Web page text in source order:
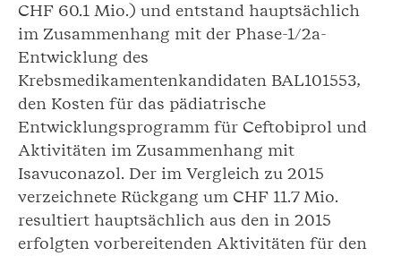
CHF 60.1 Mio.) und entstand hauptsächlich
im Zusammenhang mit der Phase-1/2a-
Entwicklung des
Krebsmedikamentenkandidaten BAL101553,
den Kosten für das pädiatrische
Entwicklungsprogramm für Ceftobiprol und
Aktivitäten im Zusammenhang mit
Isavuconazol. Der im Vergleich zu 2015
verzeichnete Rückgang um CHF 11.7 Mio.
resultiert hauptsächlich aus den in 2015
erfolgten vorbereitenden Aktivitäten für den